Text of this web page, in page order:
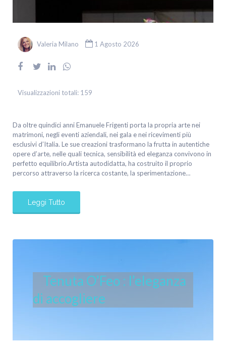
Valeria Milano 1 Agosto 2026
Visualizzazioni totali: 159
Da oltre quindici anni Emanuele Frigenti porta la propria arte nei
matrimoni, negli eventi aziendali, nei gala e nei ricevimenti più
esclusivi d’Italia. Le sue creazioni trasformano la frutta in autentiche
opere d’arte, nelle quali tecnica, sensibilità ed eleganza convivono in
perfetto equilibrio.Artista autodidatta, ha costruito il proprio
percorso attraverso la ricerca costante, la sperimentazione…
Leggi Tutto
Tenuta O’Feo : l’eleganza
di accogliere